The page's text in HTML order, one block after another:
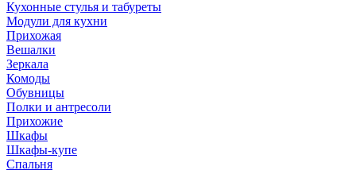
Кухонные стулья и табуреты
Модули для кухни
Прихожая
Вешалки
Зеркала
Комоды
Обувницы
Полки и антресоли
Прихожие
Шкафы
Шкафы-купе
Спальня